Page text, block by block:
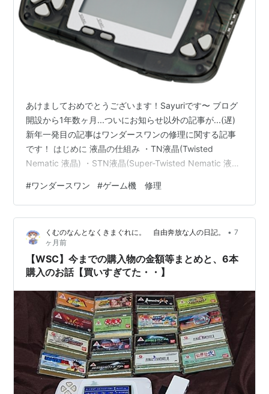
あけましておめでとうございます！Sayuriです〜 ブログ
開設から1年数ヶ月...ついにお知らせ以外の記事が...(遅)
新年一発目の記事はワンダースワンの修理に関する記事
です！ はじめに 液晶の仕組み ・TN液晶(Twisted
Nematic 液晶) ・STN液晶(Super-Twisted Nematic 液
Nematic 液晶) 具体的にどうすればよいのか？ はじめに
みなさん、ワンダースワンってご存知でしょうか...? バン
ダイから発売された、携帯ゲーム機です。 縦持ちができ
たり、電池一本で40時間動…
#ワンダースワン #ゲーム機 修理
くむのなんとなくきまぐれに。 自由奔放な人の日記。 • 7
ヶ月前
【WSC】今までの購入物の金額等まとめと、6本
購入のお話【買いすぎてた・・】